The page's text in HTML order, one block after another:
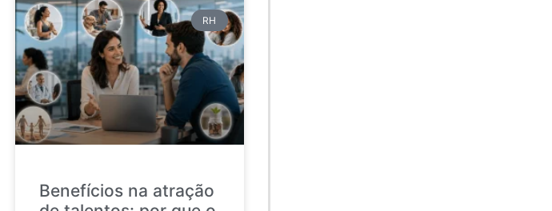
RH
Benefícios na atração